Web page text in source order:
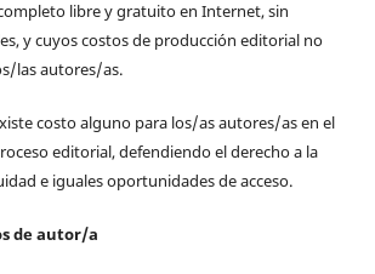
libre y gratuito en Internet, sin
y cuyos costos de producción editorial no
las autores/as.
costo alguno para los/as autores/as en el
editorial, defendiendo el derecho a la
e iguales oportunidades de acceso.
de autor/a